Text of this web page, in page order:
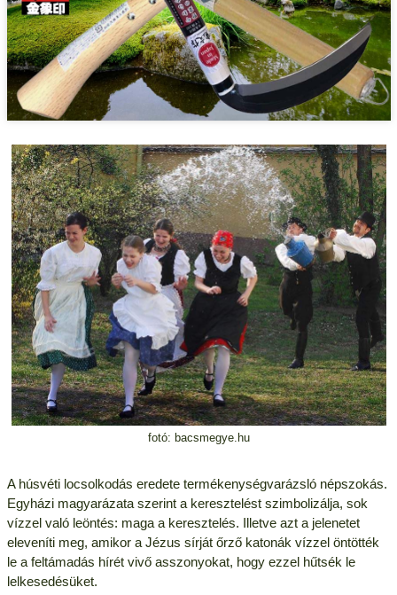
fotó: bacsmegye.hu
A húsvéti locsolkodás eredete termékenységvarázsló népszokás.
Egyházi magyarázata szerint a keresztelést szimbolizálja, sok
vízzel való leöntés: maga a keresztelés. Illetve azt a jelenetet
eleveníti meg, amikor a Jézus sírját őrző katonák vízzel öntötték
le a feltámadás hírét vivő asszonyokat, hogy ezzel hűtsék le
lelkesedésüket.